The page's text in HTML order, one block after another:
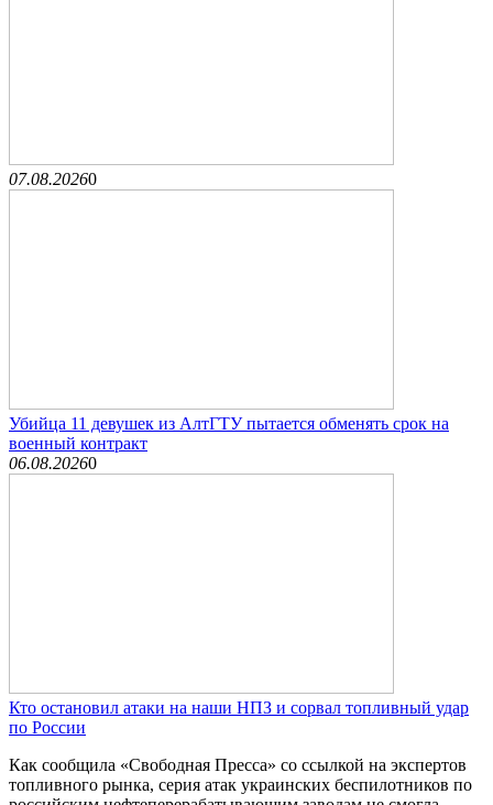
07.08.20260
Убийца 11 девушек из АлтГТУ пытается обменять срок на
военный контракт
06.08.20260
Кто остановил атаки на наши НПЗ и сорвал топливный удар
по России
Как сообщила «Свободная Пресса» со ссылкой на экспертов
топливного рынка, серия атак украинских беспилотников по